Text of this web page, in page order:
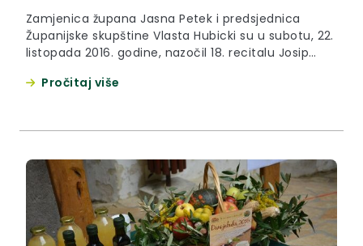
Zamjenica župana Jasna Petek i predsjednica
Županijske skupštine Vlasta Hubicki su u subotu, 22.
listopada 2016. godine, nazočil 18. recitalu Josip
Bistrici
Pročitaj više